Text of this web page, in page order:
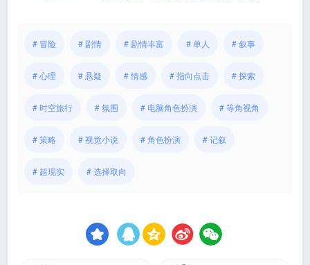
# 冒险 # 剧情 # 剧情丰富 # 单人 # 叙事
# 心理 # 悬疑 # 情感 # 指向点击 # 探索
# 时空旅行 # 氛围 # 电脑角色扮演 # 等角视角
# 策略 # 视觉小说 # 角色扮演 # 记叙
# 超现实 # 选择取向